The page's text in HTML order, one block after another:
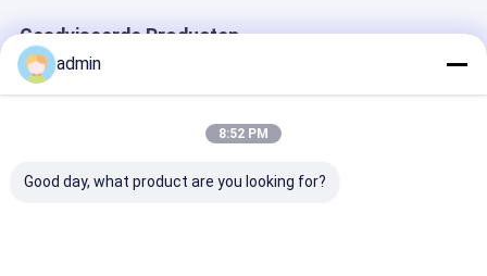
Geadviseerde Producten
admin
8:52 PM
Good day, what product are you looking for?